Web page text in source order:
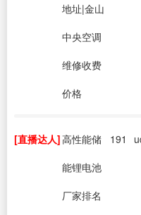
地址|金山
中央空调
维修收费
价格
[直播达人]高性能储
能锂电池
厂家排名
191